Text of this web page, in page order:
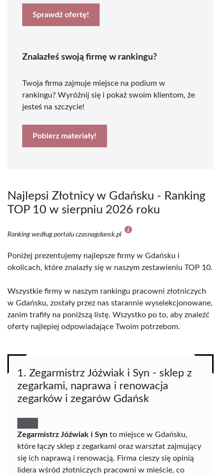
Sprawdź ofertę!
Znalazłeś swoją firmę w rankingu?
Twoja firma zajmuje miejsce na podium w
rankingu? Wyróżnij się i pokaż swoim klientom, że
jesteś na szczycie!
Pobierz materiały!
Najlepsi Złotnicy w Gdańsku - Ranking
TOP 10 w sierpniu 2026 roku
Ranking według portalu czasnagdansk.pl
Poniżej prezentujemy najlepsze firmy w Gdańsku i
okolicach, które znalazły się w naszym zestawieniu TOP 10.
Wszystkie firmy w naszym rankingu pracowni złotniczych
w Gdańsku, zostały przez nas starannie wyselekcjonowane,
zanim trafiły na poniższą listę. Wszystko po to, aby znaleźć
oferty najlepiej odpowiadające Twoim potrzebom.
1. Zegarmistrz Jóźwiak i Syn - sklep z
zegarkami, naprawa i renowacja
zegarków i zegarów Gdańsk
Zegarmistrz Jóźwiak i Syn to miejsce w Gdańsku,
które łączy sklep z zegarkami oraz warsztat zajmujący
się ich naprawą i renowacją. Firma cieszy się opinią
lidera wśród złotniczych pracowni w mieście, co